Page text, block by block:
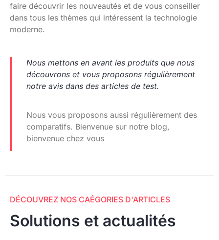
faire découvrir les nouveautés et de vous conseiller
dans tous les thèmes qui intéressent la technologie
moderne.
Nous mettons en avant les produits que nous
découvrons et vous proposons régulièrement
notre avis dans des articles de test.
Nous vous proposons aussi régulièrement des
comparatifs. Bienvenue sur notre blog,
bienvenue chez vous
DÉCOUVREZ NOS CAÉGORIES D'ARTICLES
Solutions et actualités